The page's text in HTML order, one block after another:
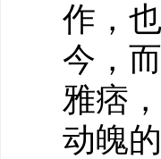
作，
今，
雅痞
动魄